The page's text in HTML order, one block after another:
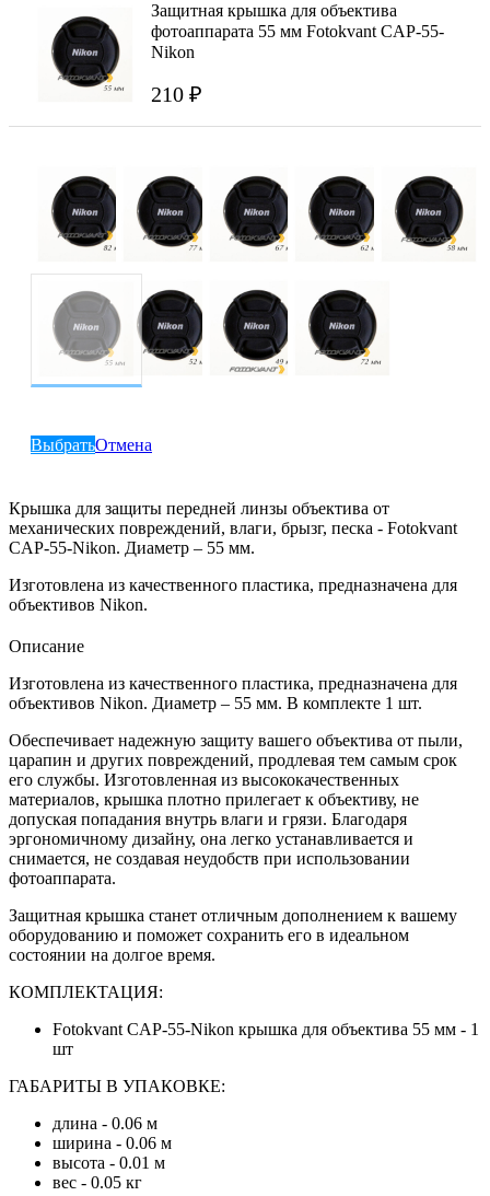
Защитная крышка для объектива
фотоаппарата 55 мм Fotokvant CAP-55-
Nikon
210 ₽
ВыбратьОтмена
Крышка для защиты передней линзы объектива от
механических повреждений, влаги, брызг, песка - Fotokvant
CAP-55-Nikon. Диаметр – 55 мм.
Изготовлена из качественного пластика, предназначена для
объективов Nikon.
Описание
Изготовлена из качественного пластика, предназначена для
объективов Nikon. Диаметр – 55 мм. В комплекте 1 шт.
Обеспечивает надежную защиту вашего объектива от пыли,
царапин и других повреждений, продлевая тем самым срок
его службы. Изготовленная из высококачественных
материалов, крышка плотно прилегает к объективу, не
допуская попадания внутрь влаги и грязи. Благодаря
эргономичному дизайну, она легко устанавливается и
снимается, не создавая неудобств при использовании
фотоаппарата.
Защитная крышка станет отличным дополнением к вашему
оборудованию и поможет сохранить его в идеальном
состоянии на долгое время.
КОМПЛЕКТАЦИЯ:
Fotokvant CAP-55-Nikon крышка для объектива 55 мм - 1
шт
ГАБАРИТЫ В УПАКОВКЕ:
длина - 0.06 м
ширина - 0.06 м
высота - 0.01 м
вес - 0.05 кг